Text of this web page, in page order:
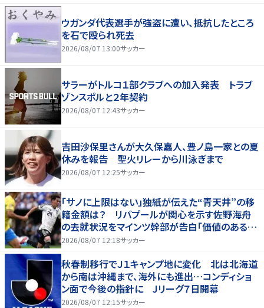
ウガンダ代表選手が強盗に遭い、抵抗したところ
を石で殴られ死去
2026/08/07 13:00サッカー
サラーがトルコ１部クラブへの加入発表 トラブ
ゾンスポルと２年契約
2026/08/07 12:43サッカー
吉田沙保里さんが大久保嘉人、豊ノ島一家との夏
休みを報告 聖火リレーから川泳ぎまで
2026/08/07 12:25サッカー
「サノに上限はない」独紙が伝えた“青天井”の移
籍金額は？ リバプールが関心を示す佐野海舟
の去就状況をマインツ幹部が告白「価値のあるも
のになる」
2026/08/07 12:18サッカー
秋春制移行でＪ１キャンプ地に変化 北は北海道
から南は沖縄まで、海外にも進出…コンディショ
ン面で今後の指針に Jリーグ７日開幕
2026/08/07 12:15サッカー